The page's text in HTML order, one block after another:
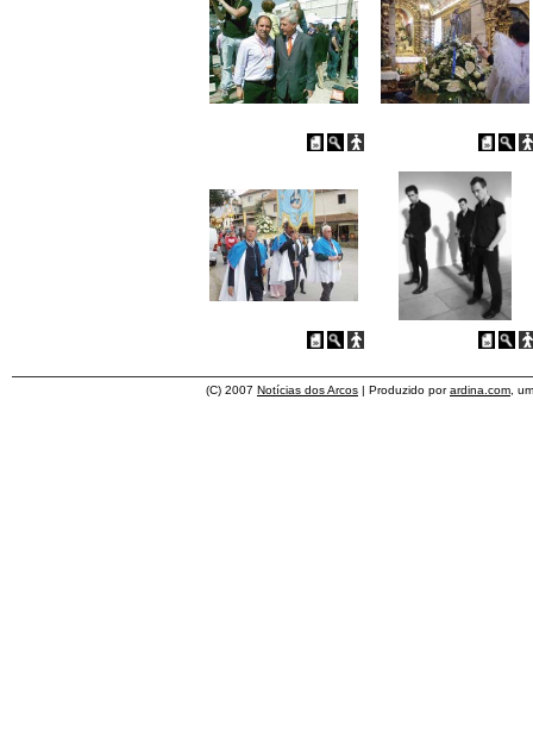
(C) 2007 Notícias dos Arcos | Produzido porardina.com ,